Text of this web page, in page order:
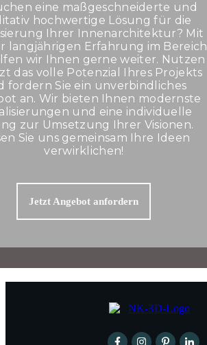
eine maßgeschneiderte und
hochwertige Lösung für die
Ihrer Innenarchitektur? Mit
langjährigen Erfahrung im Bereich
wir Ihnen gerne weiter. Nutzen
das volle Potenzial Ihres Projekts
fordern Sie ein unverbindliches
an. Wir bieten Ihnen modernste
und eine individuelle
zur Umsetzung Ihrer Visionen.
Sie uns gemeinsam Ihre Ideen
verwirklichen!
Jetzt Angebot anfordern